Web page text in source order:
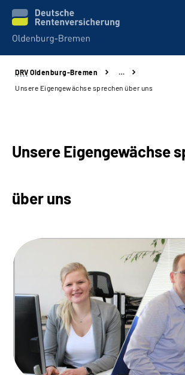
Services
Reha-Kliniken
Über Uns
Inhalte in Gebärdensprache (DGS)
Leichte Sprache
Suche
DRV Oldenburg-Bremen
…
Unsere Eigengewächse sprechen über uns
Unsere Eigengewächse
über uns